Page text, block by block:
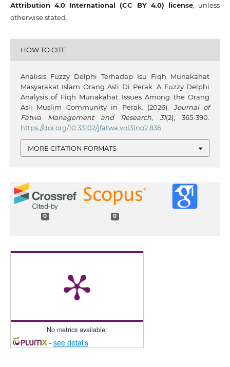
Attribution 4.0 International (CC BY 4.0) license, unless
otherwise stated.
HOW TO CITE
Analisis Fuzzy Delphi Terhadap Isu Fiqh Munakahat
Masyarakat Islam Orang Asli Di Perak: A Fuzzy Delphi
Analysis of Fiqh Munakahat Issues Among the Orang
Asli Muslim Community in Perak. (2026). Journal of
Fatwa Management and Research ,31(2), 365-390.
https://doi.org/10.33102/jfatwa.vol31no2.836
MORE CITATION FORMATS
0 0
No metrics available.
- see details